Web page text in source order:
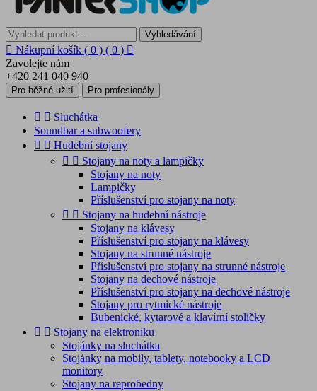
Vyhledávání
 Nákupní košík ( 0 ) ( 0 ) 
Zavolejte nám
+420 241 040 940
Pro běžné užití Pro profesionály
  Sluchátka
Soundbar a subwoofery
  Hudební stojany
  Stojany na noty a lampičky
Stojany na noty
Lampičky
Příslušenství pro stojany na noty
  Stojany na hudební nástroje
Stojany na klávesy
Příslušenství pro stojany na klávesy
Stojany na strunné nástroje
Příslušenství pro stojany na strunné nástroje
Stojany na dechové nástroje
Příslušenství pro stojany na dechové nástroje
Stojany pro rytmické nástroje
Bubenické, kytarové a klavírní stoličky
  Stojany na elektroniku
Stojánky na sluchátka
Stojánky na mobily, tablety, notebooky a LCD
monitory
Stojany na reprobedny